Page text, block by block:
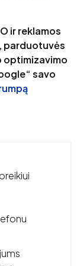
ir reklamos
parduotuvės
optimizavimo
savo